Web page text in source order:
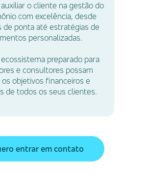
o cliente na gestão do
com excelência, desde
de ponta até estratégias de
personalizadas.
preparado para
e consultores possam
os objetivos financeiros e
de todos os seus clientes.
entrar em contato